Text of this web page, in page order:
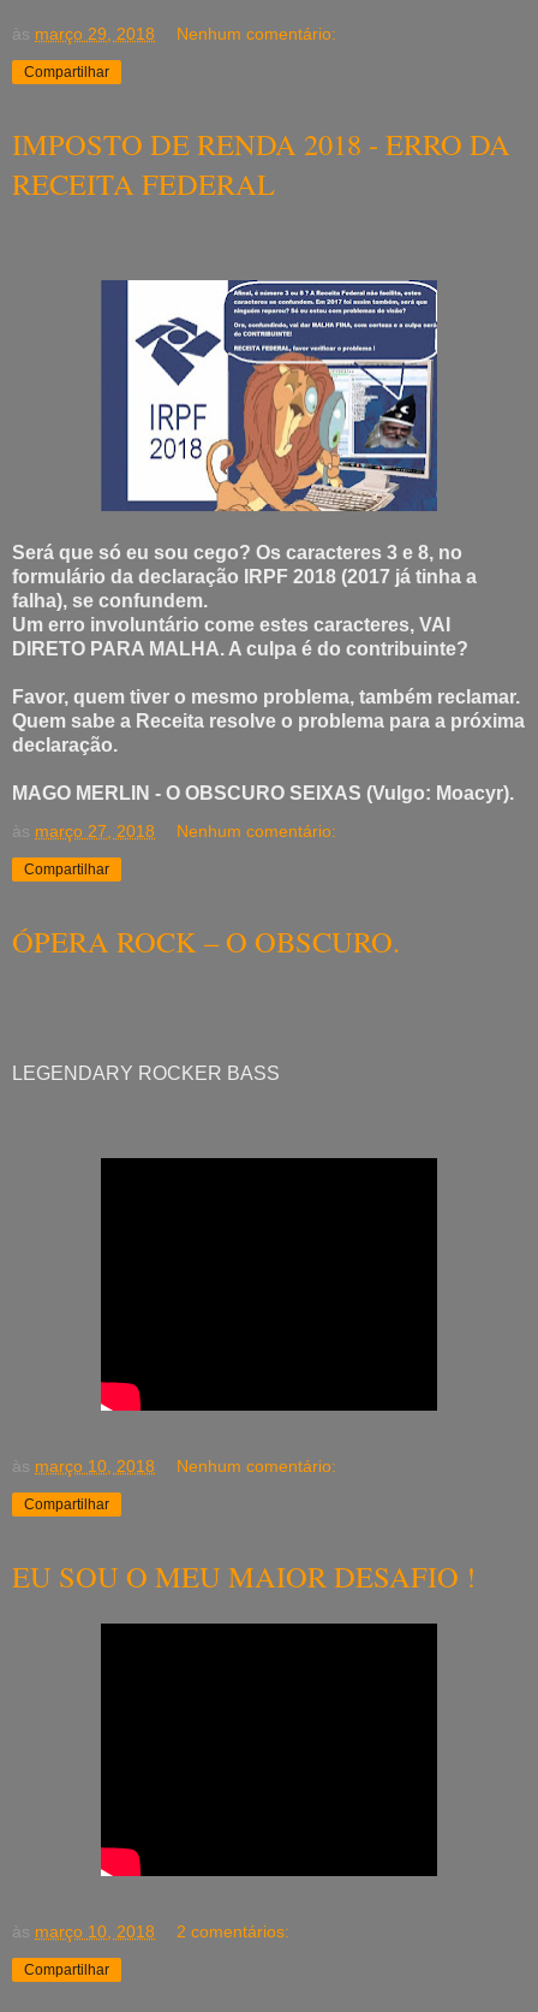
às março 29, 2018 Nenhum comentário:
Compartilhar
IMPOSTO DE RENDA 2018 - ERRO DA
RECEITA FEDERAL
Será que só eu sou cego? Os caracteres 3 e 8, no
formulário da declaração IRPF 2018 (2017 já tinha a
falha), se confundem.
Um erro involuntário come estes caracteres, VAI
DIRETO PARA MALHA. A culpa é do contribuinte?
Favor, quem tiver o mesmo problema, também reclamar.
Quem sabe a Receita resolve o problema para a próxima
declaração.
MAGO MERLIN - O OBSCURO SEIXAS (Vulgo: Moacyr).
às março 27, 2018 Nenhum comentário:
Compartilhar
ÓPERA ROCK – O OBSCURO.
LEGENDARY ROCKER BASS
às março 10, 2018 Nenhum comentário:
Compartilhar
EU SOU O MEU MAIOR DESAFIO !
às março 10, 2018 2 comentários:
Compartilhar